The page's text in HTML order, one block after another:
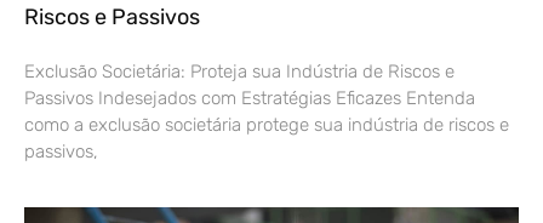
Riscos e Passivos
Exclusão Societária: Proteja sua Indústria de Riscos e
Passivos Indesejados com Estratégias Eficazes Entenda
como a exclusão societária protege sua indústria de riscos e
passivos,